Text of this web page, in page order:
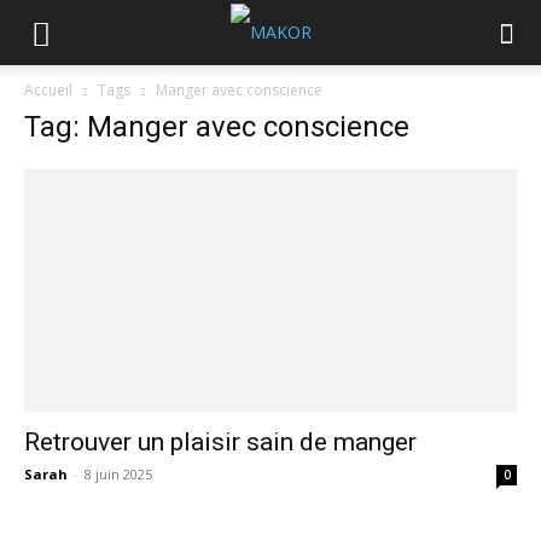
Accueil Tags Manger avec conscience
Tag: Manger avec conscience
Retrouver un plaisir sain de manger
Sarah - 8 juin 2025 0